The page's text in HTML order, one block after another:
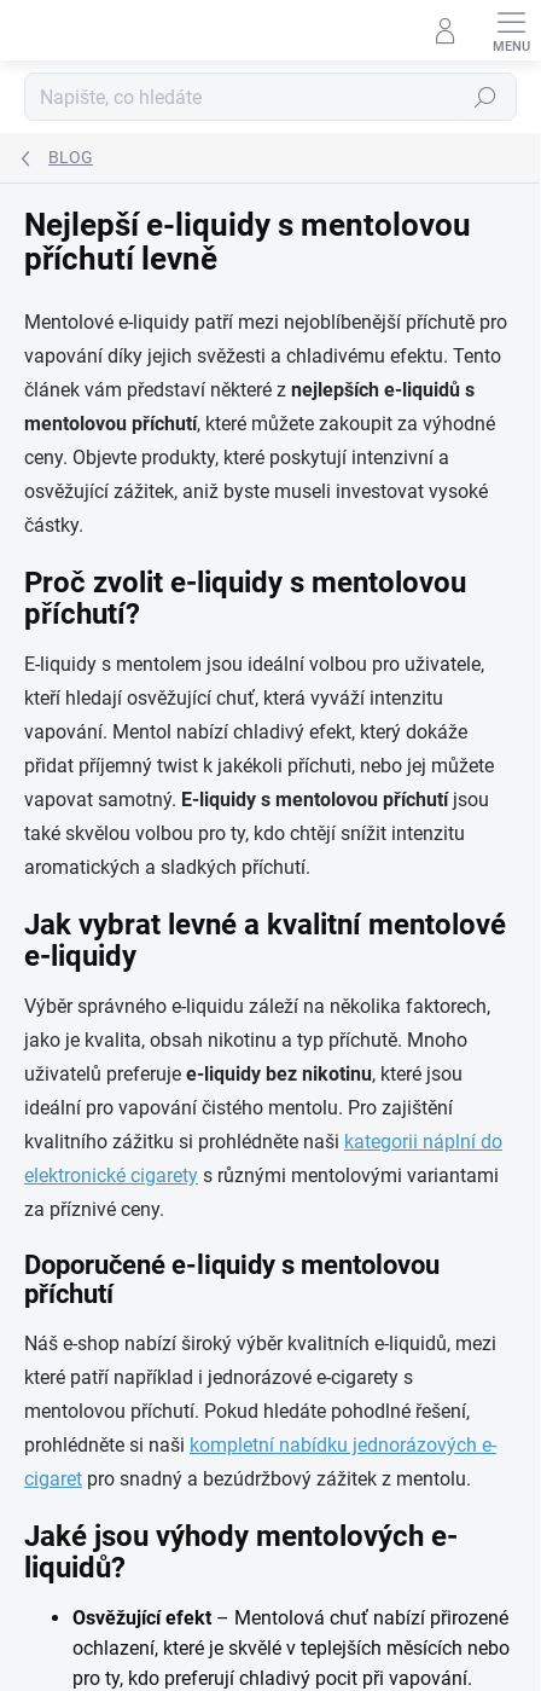
Hledat
BLOG
Nejlepší e-liquidy s mentolovou
příchutí levně
Mentolové e-liquidy patří mezi nejoblíbenější příchutě pro
vapování díky jejich svěžesti a chladivému efektu. Tento
článek vám představí některé z nejlepších e-liquidů s
mentolovou příchutí, které můžete zakoupit za výhodné
ceny. Objevte produkty, které poskytují intenzivní a
osvěžující zážitek, aniž byste museli investovat vysoké
částky.
Proč zvolit e-liquidy s mentolovou
příchutí?
E-liquidy s mentolem jsou ideální volbou pro uživatele,
kteří hledají osvěžující chuť, která vyváží intenzitu
vapování. Mentol nabízí chladivý efekt, který dokáže
přidat příjemný twist k jakékoli příchuti, nebo jej můžete
vapovat samotný. E-liquidy s mentolovou příchutíjsou
také skvělou volbou pro ty, kdo chtějí snížit intenzitu
aromatických a sladkých příchutí.
Jak vybrat levné a kvalitní mentolové
e-liquidy
Výběr správného e-liquidu záleží na několika faktorech,
jako je kvalita, obsah nikotinu a typ příchutě. Mnoho
uživatelů preferuje e-liquidy bez nikotinu, které jsou
ideální pro vapování čistého mentolu. Pro zajištění
kvalitního zážitku si prohlédněte naši kategorii náplní do
elektronické cigarety s různými mentolovými variantami
za příznivé ceny.
Doporučené e-liquidy s mentolovou
příchutí
Náš e-shop nabízí široký výběr kvalitních e-liquidů, mezi
které patří například i jednorázové e-cigarety s
mentolovou příchutí. Pokud hledáte pohodlné řešení,
prohlédněte si naši kompletní nabídku jednorázových e-
cigaret pro snadný a bezúdržbový zážitek z mentolu.
Jaké jsou výhody mentolových e-
liquidů?
Osvěžující efekt– Mentolová chuť nabízí přirozené
ochlazení, které je skvělé v teplejších měsících nebo
pro ty, kdo preferují chladivý pocit při vapování.